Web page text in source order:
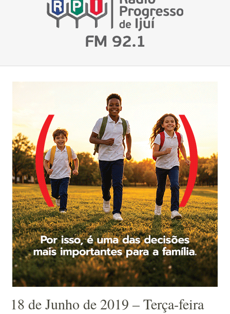
18 de Junho de 2019 – Terça-feira